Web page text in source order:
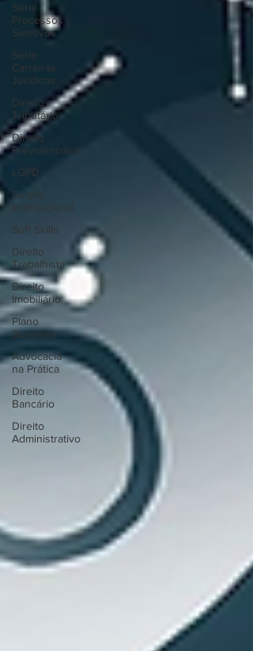
Série
Processos
Seletivos
Série
Carreiras
Jurídicas
Direito
Tributário
Direito
Previdenciário
LGPD
Direito
Internacional
Soft Skills
Direito
Trabalhista
Direito
Imobiliário
Plano
Business
Advocacia
na Prática
Direito
Bancário
Direito
Administrativo